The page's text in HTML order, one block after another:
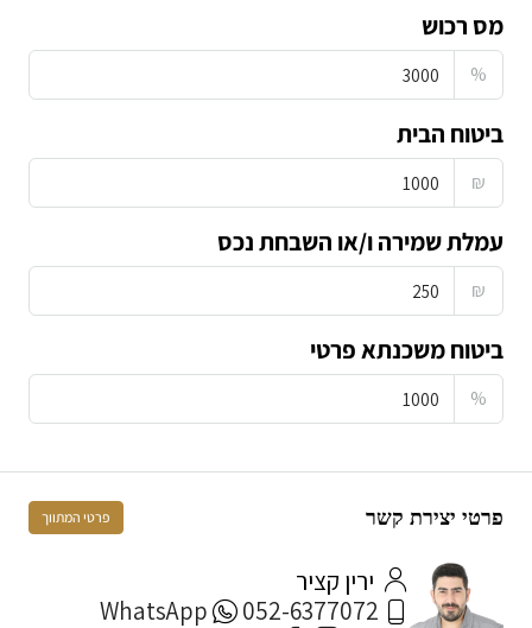
מס רכוש
%
ביטוח הבית
₪
עמלת שמירה ו/או השבחת נכס
₪
ביטוח משכנתא פרטי
%
פרטי יצירת קשר פרטי המתווך
ירין קציר
052-6377072
WhatsApp